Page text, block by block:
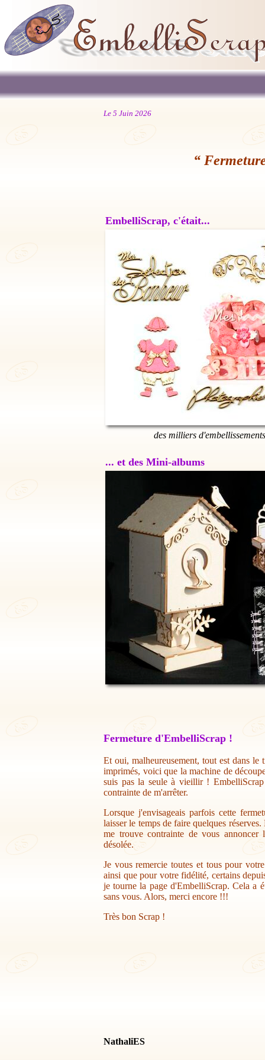
Le 5 Juin 2026
“
EmbelliScrap, c'était...
des milliers
... et des Mini-albums
Fermeture d'EmbelliScrap !
Et oui, malheureusement, tout est dans
imprimés, voici que la machine de
suis pas la seule à vieillir !
contrainte de m'arrêter.
Lorsque j'envisageais parfois cette
laisser le temps de faire quelques
me trouve contrainte de vous annoncer
désolée.
Je vous remercie toutes et tous pour
ainsi que pour votre fidélité, certains
je tourne la page d'EmbelliScrap. Cela a
sans vous. Alors, merci encore !!!
Très bon Scrap !
NathaliES